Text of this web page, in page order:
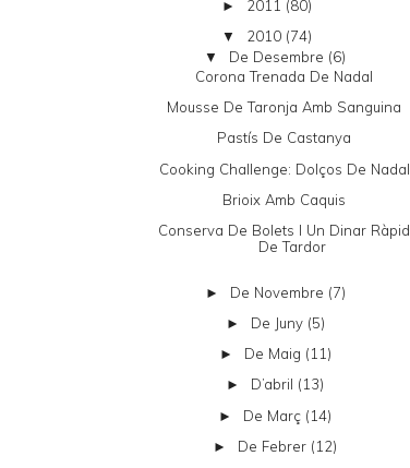
► 2011 (80)
▼ 2010 (74)
▼ De Desembre (6)
Corona Trenada De Nadal
Mousse De Taronja Amb Sanguina
Pastís De Castanya
Cooking Challenge: Dolços De Nadal
Brioix Amb Caquis
Conserva De Bolets I Un Dinar Ràpid
De Tardor
► De Novembre (7)
► De Juny (5)
► De Maig (11)
► D’abril (13)
► De Març (14)
► De Febrer (12)